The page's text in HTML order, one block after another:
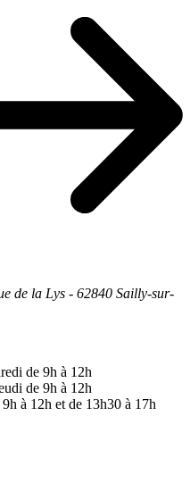
de la Lys - 62840 Sailly-sur-
de 9h à 12h
de 9h à 12h
à 12h et de 13h30 à 17h